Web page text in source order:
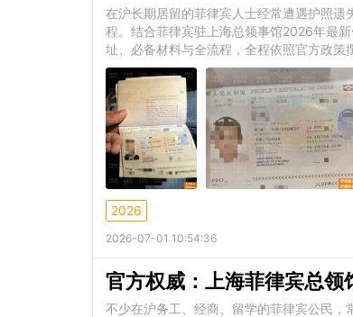
在沪长期居留的菲律宾人士经常遭遇护照遗
程。结合菲律宾驻上海总领事馆2026年最
址、必备材料与全流程，全程依照官方政策
2026
2026-07-01 10:54:36
官方权威：上海菲律宾总领
不少在沪务工、经商、留学的菲律宾公民